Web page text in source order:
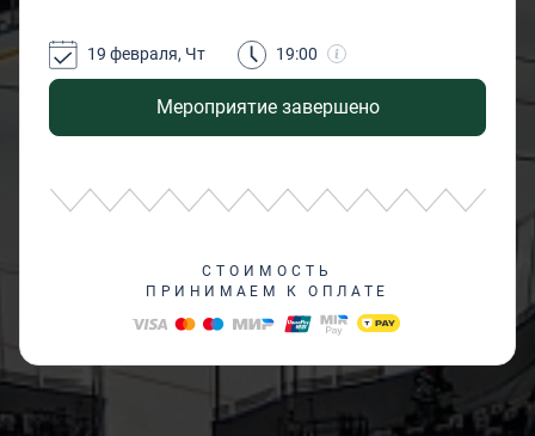
Мероприятие завершено
19 февраля, Чт 19:00
СТОИМОСТЬ
ПРИНИМАЕМ К ОПЛАТЕ